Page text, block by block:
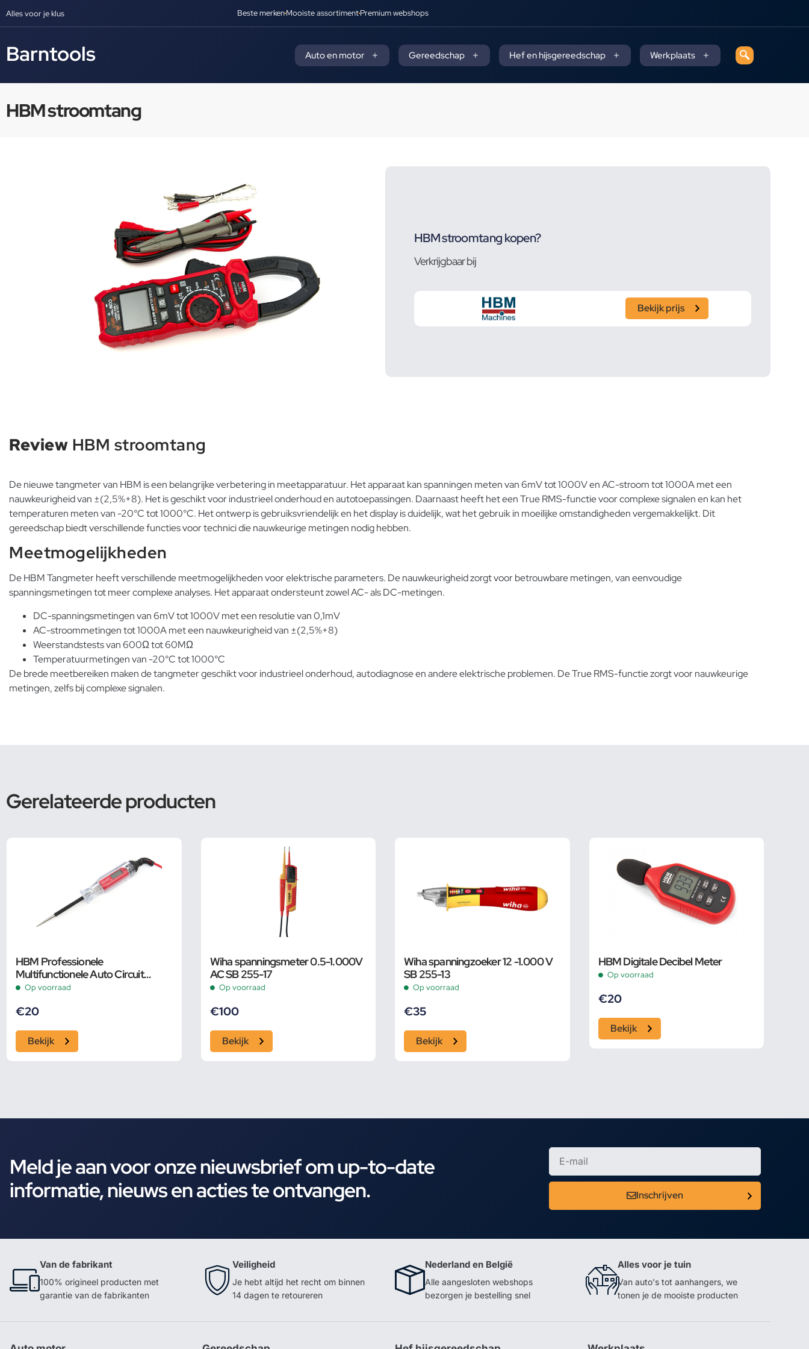
Alles voor je klus Beste merkenMooiste assortimentPremium webshops
Barntools Auto en motor Gereedschap Hef en hijsgereedschap Werkplaats
HBM stroomtang
HBM stroomtang kopen?
Verkrijgbaar bij
Bekijk prijs
Review HBM stroomtang
De nieuwe tangmeter van HBM is een belangrijke verbetering in meetapparatuur. Het apparaat kan spanningen meten van 6mV tot 1000V en AC-stroom tot 1000A met een
nauwkeurigheid van ±(2,5%+8). Het is geschikt voor industrieel onderhoud en autotoepassingen. Daarnaast heeft het een True RMS-functie voor complexe signalen en kan het
temperaturen meten van -20°C tot 1000°C. Het ontwerp is gebruiksvriendelijk en het display is duidelijk, wat het gebruik in moeilijke omstandigheden vergemakkelijkt. Dit
gereedschap biedt verschillende functies voor technici die nauwkeurige metingen nodig hebben.
Meetmogelijkheden
De HBM Tangmeter heeft verschillende meetmogelijkheden voor elektrische parameters. De nauwkeurigheid zorgt voor betrouwbare metingen, van eenvoudige
spanningsmetingen tot meer complexe analyses. Het apparaat ondersteunt zowel AC- als DC-metingen.
DC-spanningsmetingen van 6mV tot 1000V met een resolutie van 0,1mV
AC-stroommetingen tot 1000A met een nauwkeurigheid van ±(2,5%+8)
Weerstandstests van 600Ω tot 60MΩ
Temperatuurmetingen van -20°C tot 1000°C
De brede meetbereiken maken de tangmeter geschikt voor industrieel onderhoud, autodiagnose en andere elektrische problemen. De True RMS-functie zorgt voor nauwkeurige
metingen, zelfs bij complexe signalen.
Gerelateerde producten
HBM Professionele
Multifunctionele Auto Circuit
Tester 3 – 40 Volt met LCD
Op voorraad
€20
Bekijk
Wiha spanningsmeter 0.5-1.000V
AC SB 255-17
Op voorraad
€100
Bekijk
Wiha spanningzoeker 12 -1.000 V
SB 255-13
Op voorraad
€35
Bekijk
HBM Digitale Decibel Meter
Op voorraad
€20
Bekijk
Meld je aan voor onze nieuwsbrief om up-to-date
informatie, nieuws en acties te ontvangen.
Inschrijven
Van de fabrikant
100% origineel producten met
garantie van de fabrikanten
Veiligheid
Je hebt altijd het recht om binnen
14 dagen te retoureren
Nederland en België
Alle aangesloten webshops
bezorgen je bestelling snel
Alles voor je tuin
Van auto's tot aanhangers, we
tonen je de mooiste producten